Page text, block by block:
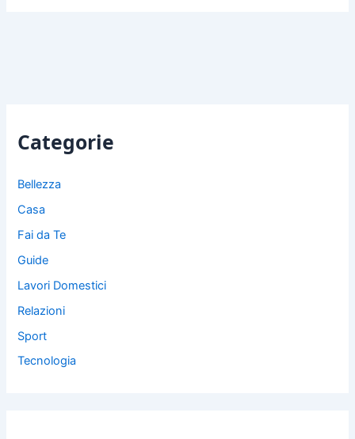
Categorie
Bellezza
Casa
Fai da Te
Guide
Lavori Domestici
Relazioni
Sport
Tecnologia